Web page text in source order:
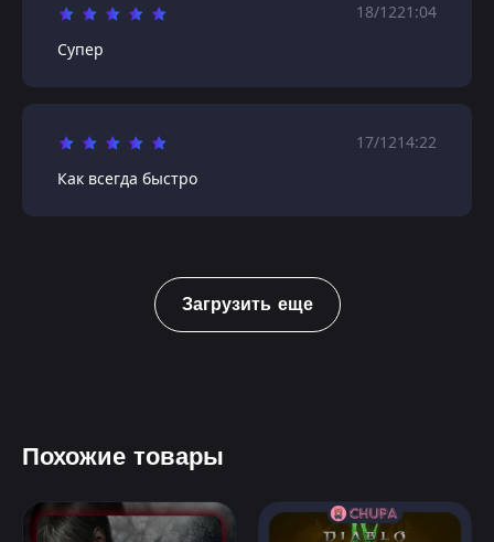
18/1221:04
Супер
17/1214:22
Как всегда быстро
Загрузить еще
Похожие товары